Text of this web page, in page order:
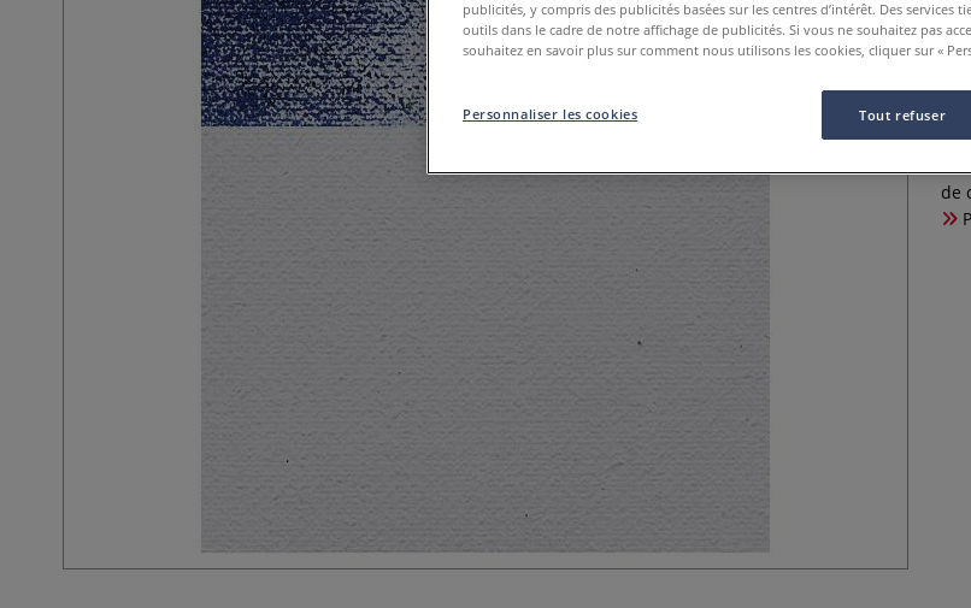
de
publicités, y compris des publicités basées sur les centres d’intérêt. Des services
outils dans le cadre de notre affichage de publicités. Si vous ne souhaitez pas
souhaitez en savoir plus sur comment nous utilisons les cookies, cliquer sur «
Tout refuser
Personnaliser les cookies